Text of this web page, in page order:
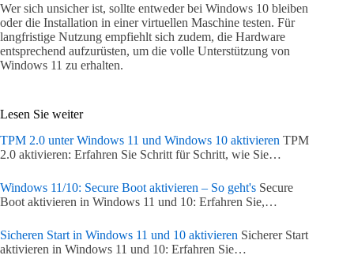
Wer sich unsicher ist, sollte entweder bei Windows 10 bleiben
oder die Installation in einer virtuellen Maschine testen. Für
langfristige Nutzung empfiehlt sich zudem, die Hardware
entsprechend aufzurüsten, um die volle Unterstützung von
Windows 11 zu erhalten.
Lesen Sie weiter
TPM 2.0 unter Windows 11 und Windows 10 aktivieren TPM
2.0 aktivieren: Erfahren Sie Schritt für Schritt, wie Sie…
Windows 11/10: Secure Boot aktivieren – So geht's Secure
Boot aktivieren in Windows 11 und 10: Erfahren Sie,…
Sicheren Start in Windows 11 und 10 aktivieren Sicherer Start
aktivieren in Windows 11 und 10: Erfahren Sie…